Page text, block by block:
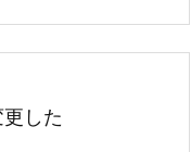
した